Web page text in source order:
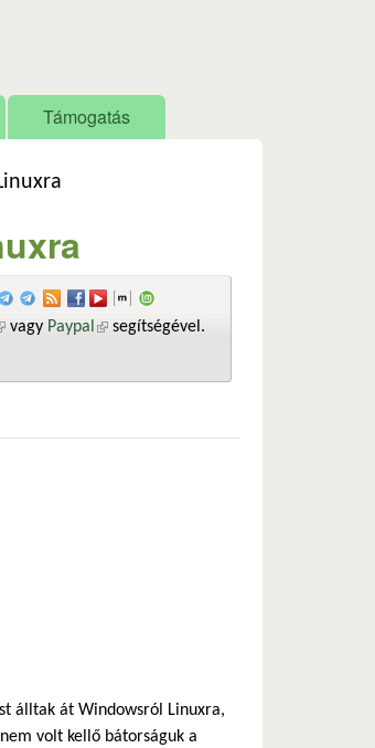
Támogatás
hivatkozás)
vagy Paypal (külső hivatkozás)
segítségével.
álltak át Windowsról Linuxra,
volt kellő bátorságuk a